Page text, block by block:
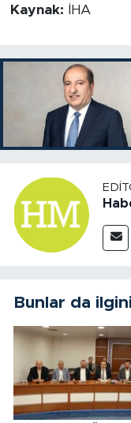
Kaynak: İHA
Bunlar da